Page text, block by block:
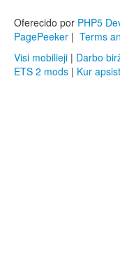
Oferecido por PHP5
PagePeeker | Terms
Visi mobilieji | Darbo
ETS 2 mods | Kur